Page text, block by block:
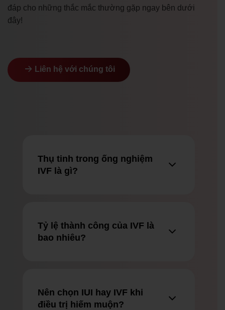
đáp cho những thắc mắc thường gặp ngay bên dưới
đây!
Liên hệ với chúng tôi
Thụ tinh trong ống nghiệm
IVF là gì?
Tỷ lệ thành công của IVF là
bao nhiêu?
Nên chọn IUI hay IVF khi
điều trị hiếm muộn?